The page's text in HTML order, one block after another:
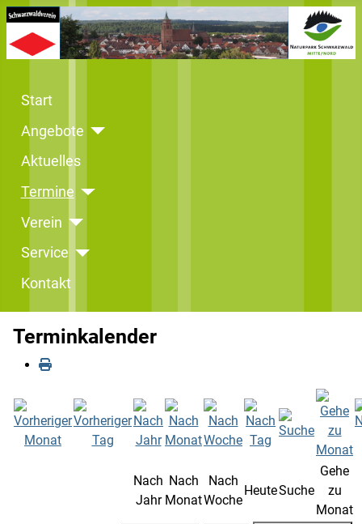
Start
Angebote
Aktuelles
Termine
Verein
Service
Kontakt
Terminkalender
Nach
Jahr
Nach
Monat
Nach
Woche
HeuteSuche
Gehe
zu
Monat